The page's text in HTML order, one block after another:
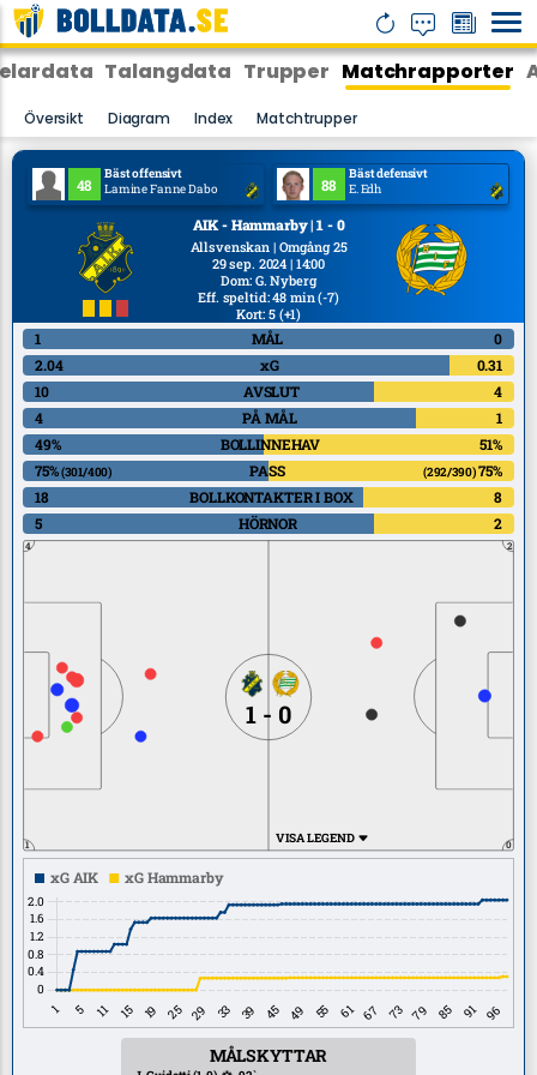
Talangdata Trupper Matchrapporter
Översikt Diagram Index Matchtrupper
AIK - Hammarby | 1 - 0
Allsvenskan | Omgång 25
29 sep. 2024 | 14:00
Dom: G. Nyberg
Eff. speltid: 48 min(-7)
Kort: 5 (+1)
48
Bäst offensivt
Lamine Fanne Dabo
88
Bäst defensivt
E. Edh
1 MÅL
0
2.04
xG
0.31
10
AVSLUT
4
4
PÅ MÅL
1
49%
BOLLINNEHAV
51%
75%(301/400) PASS (292/390)75%
18
BOLLKONTAKTER I BOX
8
5
HÖRNOR 2
4
1
2
0
1 - 0
VISA LEGEND
MÅLSKYTTAR